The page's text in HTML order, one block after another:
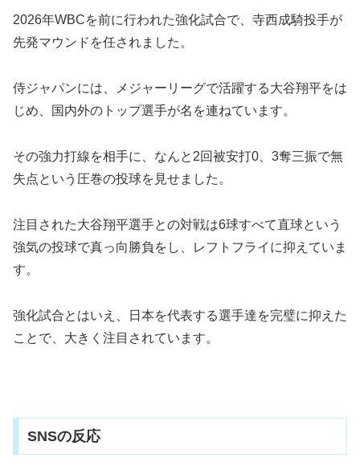
2026年WBCを前に行われた強化試合で、寺西成騎投手が
先発マウンドを任されました。
侍ジャパンには、メジャーリーグで活躍する大谷翔平をは
じめ、国内外のトップ選手が名を連ねています。
その強力打線を相手に、なんと2回被安打0、3奪三振で無
失点という圧巻の投球を見せました。
注目された大谷翔平選手との対戦は6球すべて直球という
強気の投球で真っ向勝負をし、レフトフライに抑えていま
す。
強化試合とはいえ、日本を代表する選手達を完璧に抑えた
ことで、大きく注目されています。
SNSの反応